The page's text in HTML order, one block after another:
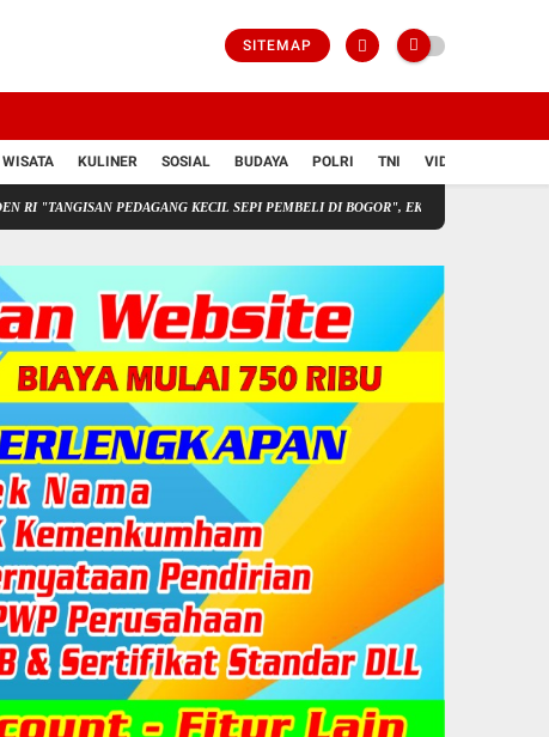
SITEMAP
WISATA KULINER SOSIAL BUDAYA POLRI TNI VIDIO
PEDAGANG KECIL SEPI PEMBELI DI BOGOR", EKONOMI MANGKRAK